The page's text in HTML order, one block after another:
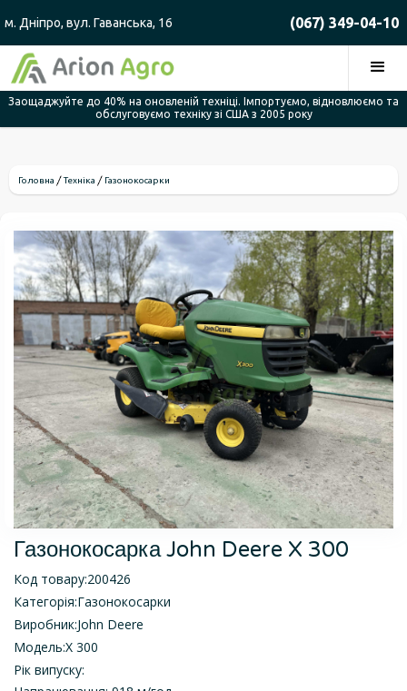
м. Дніпро, вул. Гаванська, 16 (067) 349-04-10
Заощаджуйте до 40% на оновленій техніці. Імпортуємо, відновлюємо та
обслуговуємо техніку зі США з 2005 року
Головна Техніка Газонокосарки
Газонокосарка John Deere X 300
Код товару:200426
Категорія:Газонокосарки
Виробник:John Deere
Модель:X 300
Рік випуску: